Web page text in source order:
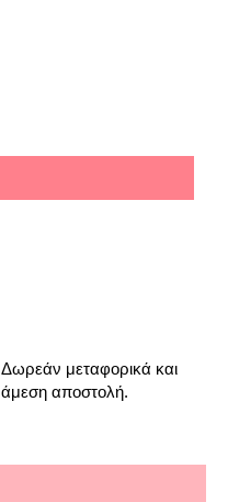
Δωρεάν μεταφορικά και
άμεση αποστολή.